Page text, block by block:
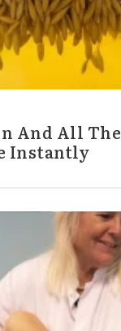
And All
Instantly